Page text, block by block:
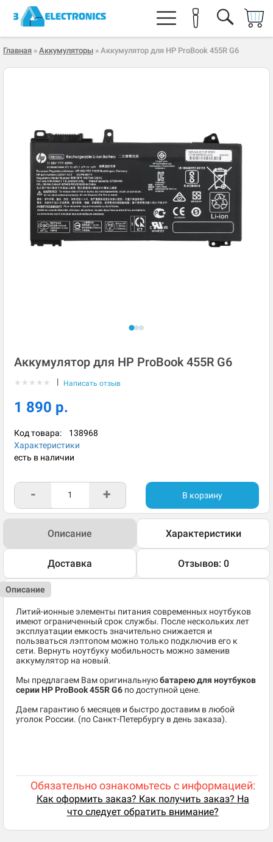
Главная » Аккумуляторы » Аккумулятор для HP ProBook 455R G6
Аккумулятор для HP ProBook 455R G6
★ ★ ★ ★ ★ | Написать отзыв
1 890 р.
Код товара: 138968
Характеристики
есть в наличии
- + В корзину
Описание Характеристики
Доставка Отзывов: 0
Описание
Литий-ионные элементы питания современных ноутбуков
имеют ограниченный срок службы. После нескольких лет
эксплуатации емкость значительно снижается и
пользваться лэптопом можно только подключив его к
сети. Вернуть ноутбуку мобильность можно заменив
аккумулятор на новый.
Мы предлагаем Вам оригинальнуюбатарею для ноутбуков
серии HP ProBook 455R G6 по доступной цене.
Даем гарантию 6 месяцев и быстро доставим в любой
уголок России. (по Санкт-Петербургу в день заказа).
Обязательно ознакомьтесь с информацией:
Как оформить заказ? Как получить заказ? На
что следует обратить внимание?